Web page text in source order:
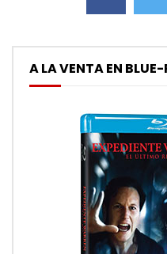
A LA VENTA EN